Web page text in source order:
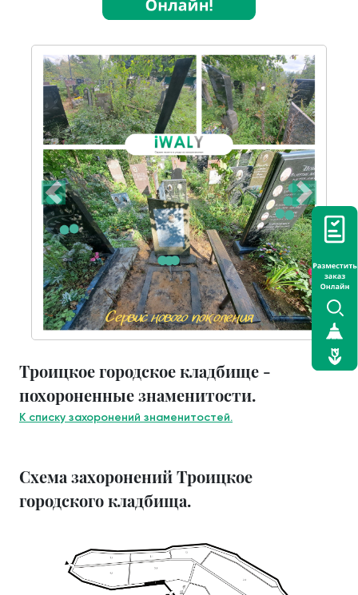
Троицкое городское кладбище -
похороненные знаменитости.
К списку захоронений знаменитостей.
Схема захоронений Троицкое
городского кладбища.